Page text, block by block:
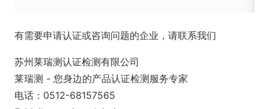
有需要申请认证或咨询问题的企业，请联系我们
苏州莱瑞测认证检测有限公司
莱瑞测 - 您身边的产品认证检测服务专家
电话：0512-68157565